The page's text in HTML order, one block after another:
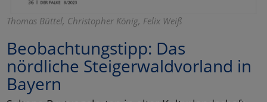
Thomas Büttel, Christopher König, Felix Weiß
Beobachtungstipp: Das
nördliche Steigerwaldvorland in
Bayern
Marketing
Umfragetools
Cookies